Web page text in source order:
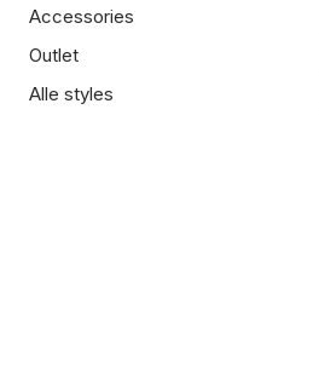
Accessories
Outlet
Alle styles